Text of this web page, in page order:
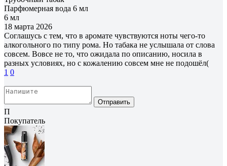
Парфюмерная вода 6 мл
6 мл
18 марта 2026
Соглашусь с тем, что в аромате чувствуются ноты чего-то
алкогольного по типу рома. Но табака не услышала от слова
совсем. Вовсе не то, что ожидала по описанию, носила в
разных условиях, но с кожалению совсем мне не подошёл(
1 0
Отправить
П
Покупатель